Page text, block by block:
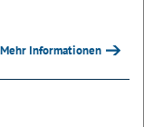
Mehr Informationen